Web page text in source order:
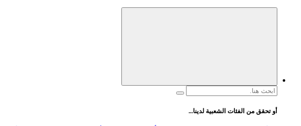
البحث
أو تحقق من الفئات الشعبية لدينا...